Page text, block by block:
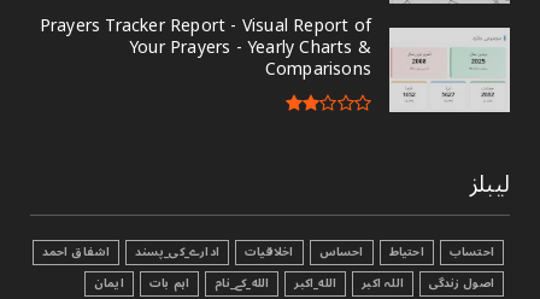
Prayers Tracker Report - Visual Report of
Your Prayers - Yearly Charts &
Comparisons
لیبلز
احتساب احتیاط احساس اخلاقیات ادارے_کی_پسند
اشفاق احمد
اصول زندگی
اللہ اکبر الله_اکبر الله_کے_نام اہم بات
ایمان